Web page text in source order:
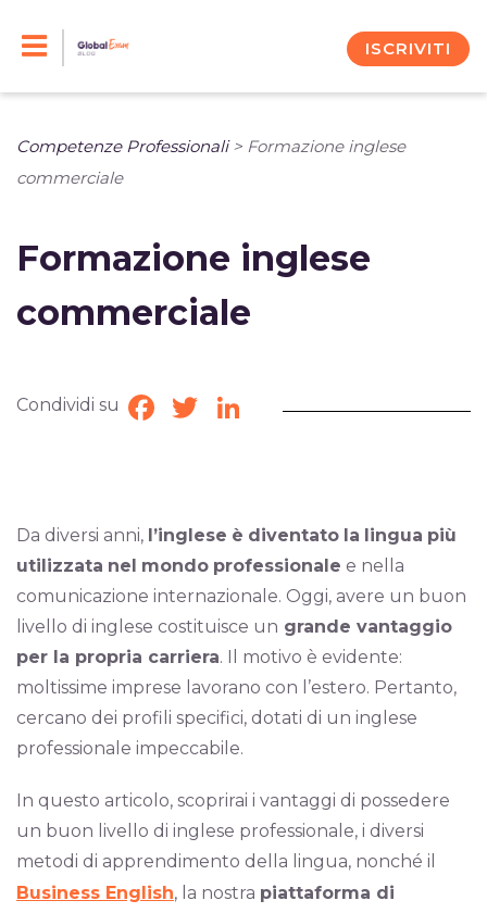
ISCRIVITI
Competenze Professionali> Formazione inglese
commerciale
Formazione inglese
commerciale
Condividi su Facebook
TwitterLinkedIn
Da diversi anni, l’inglese è diventato la lingua più
utilizzata nel mondo professionale e nella
comunicazione internazionale. Oggi, avere un buon
livello di inglese costituisce un grande vantaggio
per la propria carriera. Il motivo è evidente:
moltissime imprese lavorano con l’estero. Pertanto,
cercano dei profili specifici, dotati di un inglese
professionale impeccabile.
In questo articolo, scoprirai i vantaggi di possedere
un buon livello di inglese professionale, i diversi
metodi di apprendimento della lingua, nonché il
Business English, la nostra piattaforma di